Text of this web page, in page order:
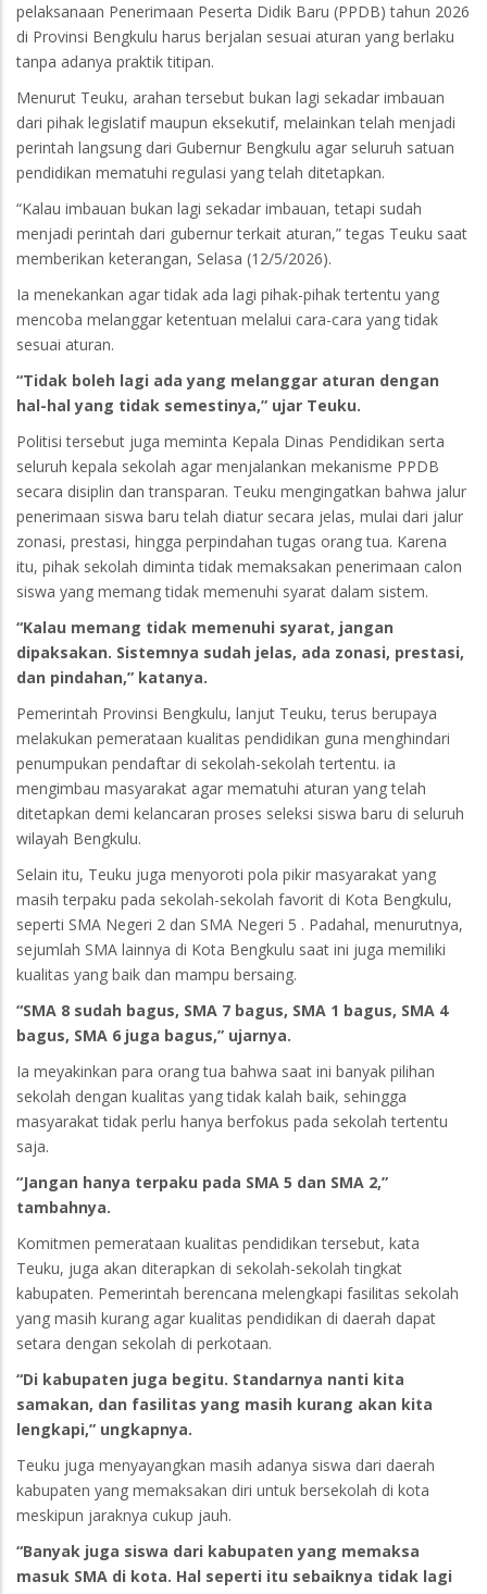
pelaksanaan Penerimaan Peserta Didik Baru (PPDB) tahun 2026
di Provinsi Bengkulu harus berjalan sesuai aturan yang berlaku
tanpa adanya praktik titipan.
Menurut Teuku, arahan tersebut bukan lagi sekadar imbauan
dari pihak legislatif maupun eksekutif, melainkan telah menjadi
perintah langsung dari Gubernur Bengkulu agar seluruh satuan
pendidikan mematuhi regulasi yang telah ditetapkan.
“Kalau imbauan bukan lagi sekadar imbauan, tetapi sudah
menjadi perintah dari gubernur terkait aturan,” tegas Teuku saat
memberikan keterangan, Selasa (12/5/2026).
Ia menekankan agar tidak ada lagi pihak-pihak tertentu yang
mencoba melanggar ketentuan melalui cara-cara yang tidak
sesuai aturan.
“Tidak boleh lagi ada yang melanggar aturan dengan
hal-hal yang tidak semestinya,” ujar Teuku.
Politisi tersebut juga meminta Kepala Dinas Pendidikan serta
seluruh kepala sekolah agar menjalankan mekanisme PPDB
secara disiplin dan transparan. Teuku mengingatkan bahwa jalur
penerimaan siswa baru telah diatur secara jelas, mulai dari jalur
zonasi, prestasi, hingga perpindahan tugas orang tua. Karena
itu, pihak sekolah diminta tidak memaksakan penerimaan calon
siswa yang memang tidak memenuhi syarat dalam sistem.
“Kalau memang tidak memenuhi syarat, jangan
dipaksakan. Sistemnya sudah jelas, ada zonasi, prestasi,
dan pindahan,” katanya.
Pemerintah Provinsi Bengkulu, lanjut Teuku, terus berupaya
melakukan pemerataan kualitas pendidikan guna menghindari
penumpukan pendaftar di sekolah-sekolah tertentu. ia
mengimbau masyarakat agar mematuhi aturan yang telah
ditetapkan demi kelancaran proses seleksi siswa baru di seluruh
wilayah Bengkulu.
Selain itu, Teuku juga menyoroti pola pikir masyarakat yang
masih terpaku pada sekolah-sekolah favorit di Kota Bengkulu,
seperti SMA Negeri 2 dan SMA Negeri 5 . Padahal, menurutnya,
sejumlah SMA lainnya di Kota Bengkulu saat ini juga memiliki
kualitas yang baik dan mampu bersaing.
“SMA 8 sudah bagus, SMA 7 bagus, SMA 1 bagus, SMA 4
bagus, SMA 6 juga bagus,” ujarnya.
Ia meyakinkan para orang tua bahwa saat ini banyak pilihan
sekolah dengan kualitas yang tidak kalah baik, sehingga
masyarakat tidak perlu hanya berfokus pada sekolah tertentu
saja.
“Jangan hanya terpaku pada SMA 5 dan SMA 2,”
tambahnya.
Komitmen pemerataan kualitas pendidikan tersebut, kata
Teuku, juga akan diterapkan di sekolah-sekolah tingkat
kabupaten. Pemerintah berencana melengkapi fasilitas sekolah
yang masih kurang agar kualitas pendidikan di daerah dapat
setara dengan sekolah di perkotaan.
“Di kabupaten juga begitu. Standarnya nanti kita
samakan, dan fasilitas yang masih kurang akan kita
lengkapi,” ungkapnya.
Teuku juga menyayangkan masih adanya siswa dari daerah
kabupaten yang memaksakan diri untuk bersekolah di kota
meskipun jaraknya cukup jauh.
“Banyak juga siswa dari kabupaten yang memaksa
masuk SMA di kota. Hal seperti itu sebaiknya tidak lagi